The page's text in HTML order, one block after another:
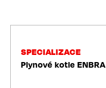
SPECIALIZACE
Plynové kotle ENBRA